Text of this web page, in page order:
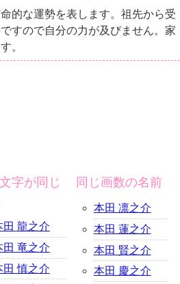
的な運勢を表します。祖先から受
すので自分の力が及びません。家
。
字が同じ
田 龍之介
田 竜之介
田 慎之介
同じ画数の名前
本田 凛之介
本田 蓮之介
本田 賢之介
本田 慶之介